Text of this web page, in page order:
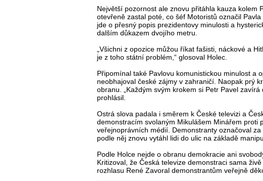
Největší pozornost ale znovu přitáhla kauza kolem
otevřeně zastal poté, co šéf Motoristů označil
jde o přesný popis prezidentovy minulosti a
dalším důkazem dvojího metru.
„Všichni z opozice můžou říkat fašisti, náckové a
je z toho státní problém,“ glosoval Holec.
Připomínal také Pavlovu komunistickou minulost a
neobhajoval české zájmy v zahraničí. Naopak prý
obranu. „Každým svým krokem si Petr Pavel
prohlásil.
Ostrá slova padala i směrem k České televizi a
demonstracím svolaným Mikulášem Minářem proti
veřejnoprávních médií. Demonstranty označoval za
podle něj znovu vytáhl lidi do ulic na základě
Podle Holce nejde o obranu demokracie ani
Kritizoval, že Česká televize demonstraci sama
rozhlasu René Zavoral demonstrantům veřejně